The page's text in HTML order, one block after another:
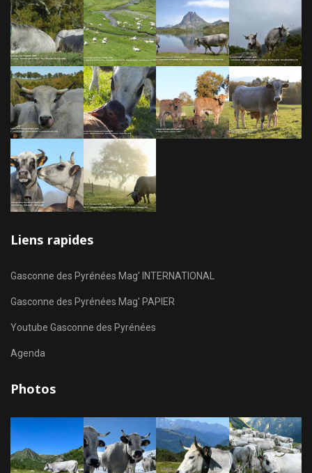
Liens rapides
Gasconne des Pyrénées Mag' INTERNATIONAL
Gasconne des Pyrénées Mag' PAPIER
Youtube Gasconne des Pyrénées
Agenda
Photos